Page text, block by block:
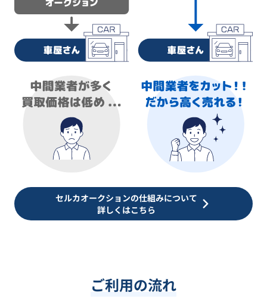
セルカオークションの仕組みについて
詳しくはこちら
ご利用の流れ